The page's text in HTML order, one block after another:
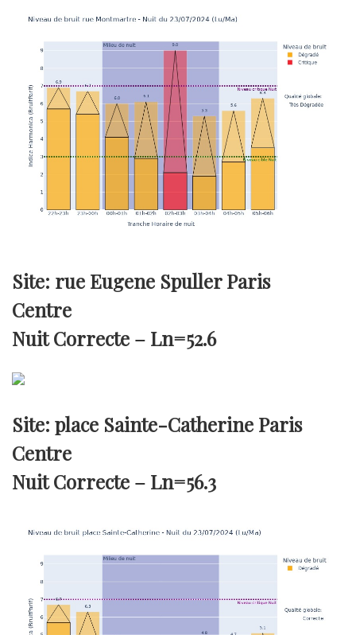
Site: rue Eugene Spuller Paris
Centre
Nuit Correcte – Ln=52.6
Site: place Sainte-Catherine Paris
Centre
Nuit Correcte – Ln=56.3